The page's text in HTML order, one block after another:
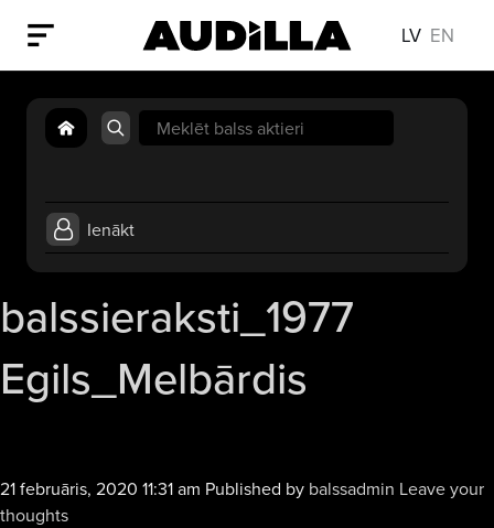
LV EN
Search
for:
Ienākt
balssieraksti_1977
Egils_Melbārdis
21 februāris, 2020 11:31 am Published by balssadmin Leave your
thoughts